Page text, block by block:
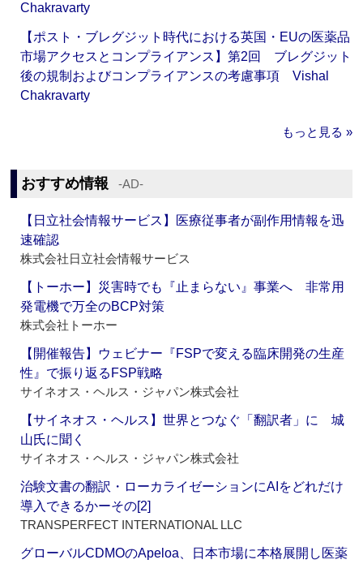
Chakravarty
【ポスト・ブレグジット時代における英国・EUの医薬品
市場アクセスとコンプライアンス】第2回 ブレグジット
後の規制およびコンプライアンスの考慮事項 Vishal
Chakravarty
もっと見る »
おすすめ情報 ‐AD‐
【日立社会情報サービス】医療従事者が副作用情報を迅
速確認
株式会社日立社会情報サービス
【トーホー】災害時でも『止まらない』事業へ 非常用
発電機で万全のBCP対策
株式会社トーホー
【開催報告】ウェビナー『FSPで変える臨床開発の生産
性』で振り返るFSP戦略
サイネオス・ヘルス・ジャパン株式会社
【サイネオス・ヘルス】世界とつなぐ「翻訳者」に 城
山氏に聞く
サイネオス・ヘルス・ジャパン株式会社
治験文書の翻訳・ローカライゼーションにAIをどれだけ
導入できるかーその[2]
TRANSPERFECT INTERNATIONAL LLC
グローバルCDMOのApeloa、日本市場に本格展開し医薬